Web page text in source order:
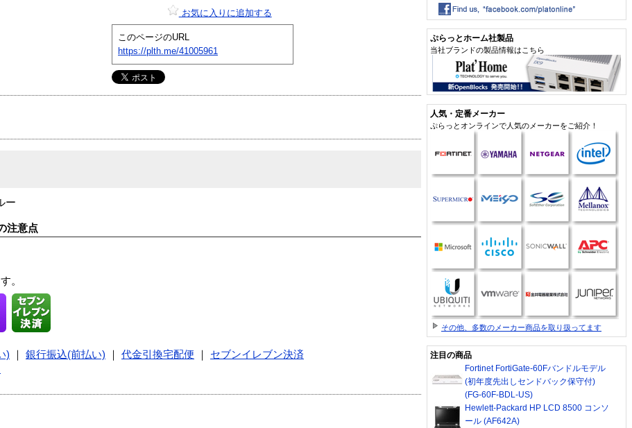
お気に入りに追加する
このページのURL
https://plth.me/41005961
ー
注意点
。
) 銀行振込(前払い) 代金引換宅配便
セブンイレブン決済
ぷらっとホーム社製品
当社ブランドの製品情報はこちら
人気・定番メーカー
ぷらっとオンラインで人気のメーカーをご紹介！
その他、多数のメーカー商品を取り扱ってます
注目の商品
Fortinet FortiGate-60Fバンドルモデル
(初年度先出しセンドバック保守付)
(FG-60F-BDL-US)
Hewlett-Packard HP LCD 8500 コンソ
ール (AF642A)